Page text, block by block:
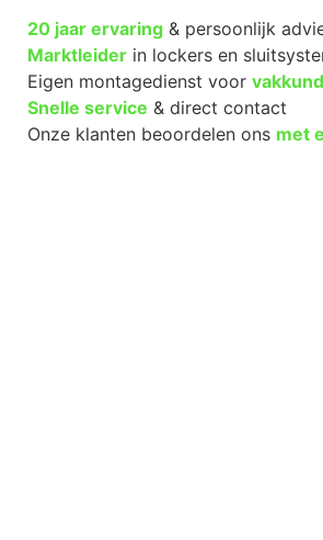
20 jaar ervaring & persoonlijk
Marktleider in lockers en
Eigen montagedienst voor
Snelle service & direct contact
Onze klanten beoordelen ons met